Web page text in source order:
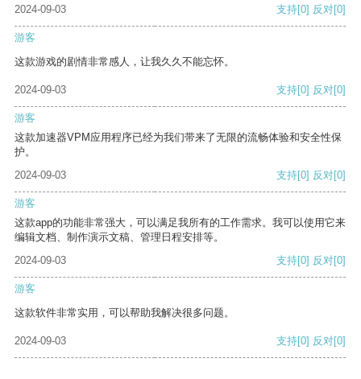
2024-09-03
支持[0] 反对[0]
游客
这款游戏的剧情非常感人，让我久久不能忘怀。
2024-09-03 支持[0] 反对[0]
游客
这款加速器VPM应用程序已经为我们带来了无限的流畅体验和安全性保
护。
2024-09-03
支持[0] 反对[0]
游客
这款app的功能非常强大，可以满足我所有的工作需求。我可以使用它来
编辑文档、制作演示文稿、管理日程安排等。
2024-09-03
支持[0] 反对[0]
游客
这款软件非常实用，可以帮助我解决很多问题。
2024-09-03 支持[0] 反对[0]